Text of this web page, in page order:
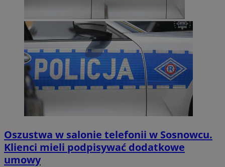
Oszustwa w salonie telefonii w Sosnowcu.
Klienci mieli podpisywać dodatkowe
umowy